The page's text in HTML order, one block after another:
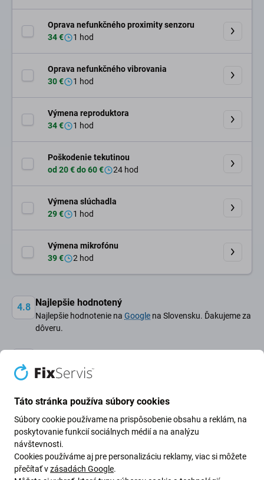
Oprava nefunkčného proximity senzoru
34 €
1 hod
Oprava nefunkčného vibrovania
30 €
1 hod
Výmena reproduktora
34 €
1 hod
Poškodenie tekutinou
od 20 € do 60 €
24 hod
Výmena slúchadla
29 €
1 hod
Výmena mikrofónu
39 €
2 hod
4.8 Najlepšie hodnotený
Najlepšie hodnotenie na Google na Slovensku. Ďakujeme za
dôveru.
Naše 3 pobočky otvorené 9:00 - 21:00.
Servisná centrála otvorená 9:00 - 19:00
Záruka kvality
Pre každú opravu ponúkame záruku na prácu technika aj
náhradné diely.
Táto stránka používa súbory cookies
Súbory cookie používame na prispôsobenie obsahu a reklám, na
poskytovanie funkcií sociálnych médií a na analýzu
návštevnosti.
Cookies používáme aj pre personalizáciu reklamy, viac si môžete
přečítať vzásadách Google.